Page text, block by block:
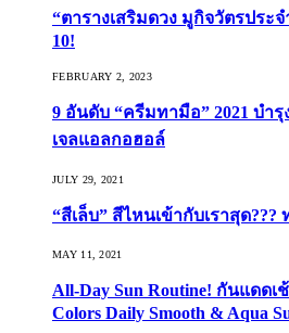
“ตารางเสริมดวง มูกิจวัตรประ
10!
FEBRUARY 2, 2023
9 อันดับ “ครีมทามือ” 2021 บำ
เจลแอลกอฮอล์
JULY 29, 2021
“สีเล็บ” สีไหนเข้ากับเราสุด
MAY 11, 2021
All-Day Sun Routine! กันแดดเ
Colors Daily Smooth & Aqua